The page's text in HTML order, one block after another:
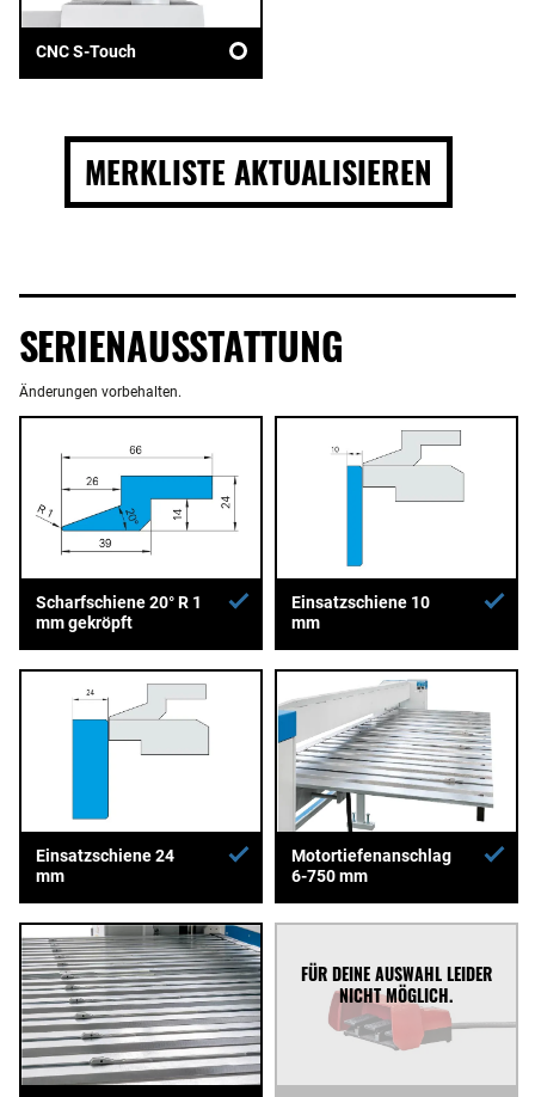
CNC S-Touch
MERKLISTE AKTUALISIEREN
SERIENAUSSTATTUNG
Änderungen vorbehalten.
Scharfschiene 20° R 1
mm gekröpft
Einsatzschiene 10
mm
Einsatzschiene 24
mm
Motortiefenanschlag
6-750 mm